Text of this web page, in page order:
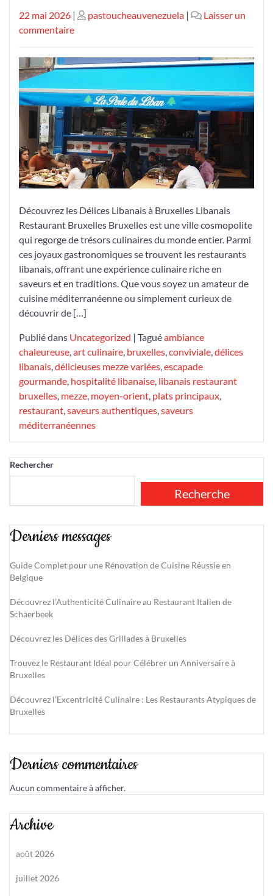
Publié
le
22 mai 2026 | Publié
pastoucheauvenezuela |
Laisser un
commentairesur
les
Saveurs
Libanaises
à
Bruxelles
:
Un
Voyage
Culinaire
Inoubliable
Découvrez les Délices Libanais à Bruxelles Libanais
Restaurant Bruxelles Bruxelles est une ville cosmopolite
qui regorge de trésors culinaires du monde entier. Parmi
ces joyaux gastronomiques se trouvent les restaurants
libanais, offrant une expérience culinaire riche en
saveurs et en traditions. Que vous soyez un amateur de
cuisine méditerranéenne ou simplement curieux de
découvrir de […]
Publié dans Uncategorized | Taguéambiance
chaleureuse art culinaire bruxelles conviviale délices
libanais délicieuses mezze variées escapade
gourmande hospitalité libanaise libanais restaurant
bruxelles mezze moyen-orient plats principaux
restaurant saveurs authentiques saveurs
méditerranéennes
Rechercher
Recherche
Derniers messages
Guide Complet pour une Rénovation de Cuisine Réussie en
Belgique
Découvrez l’Authenticité Culinaire au Restaurant Italien de
Schaerbeek
Découvrez les Délices des Grillades à Bruxelles
Trouvez le Restaurant Idéal pour Célébrer un Anniversaire à
Bruxelles
Découvrez l’Excentricité Culinaire : Les Restaurants Atypiques de
Bruxelles
Derniers commentaires
Aucun commentaire à afficher.
Archive
août 2026
juillet 2026